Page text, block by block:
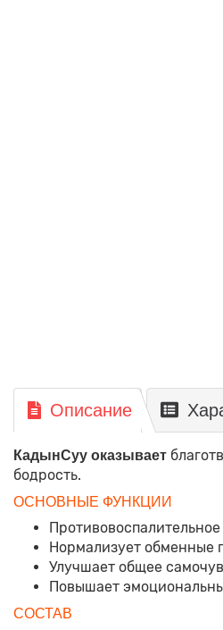
Описание
КадынСуу оказывает
бодрость.
ОСНОВНЫЕ ФУНКЦИИ
Нормализует обменные
Улучшает общее
Повышает
СОСТАВ